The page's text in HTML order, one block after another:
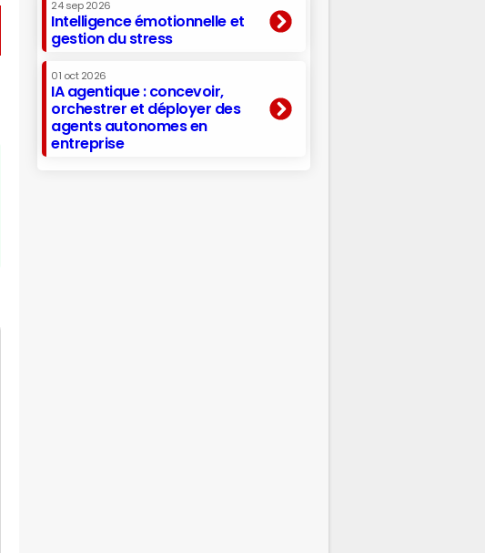
24 sep 2026
Intelligence émotionnelle et
gestion du stress
01 oct 2026
IA agentique : concevoir,
orchestrer et déployer des
agents autonomes en
entreprise